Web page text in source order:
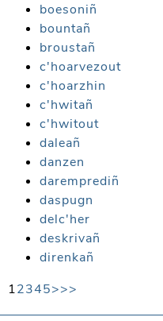
boesoniñ
bountañ
broustañ
c'hoarvezout
c'hoarzhin
c'hwitañ
c'hwitout
daleañ
danzen
daremprediñ
daspugn
delc'her
deskrivañ
direnkañ
12345>>>